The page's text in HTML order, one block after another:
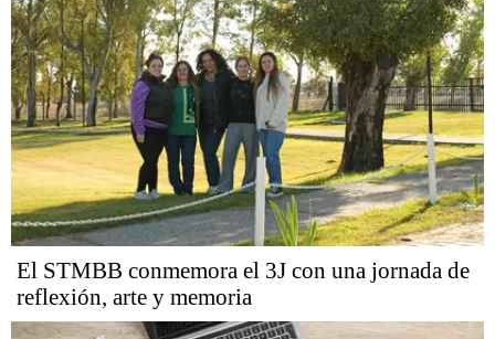
El STMBB conmemora el 3J con una jornada de
reflexión, arte y memoria